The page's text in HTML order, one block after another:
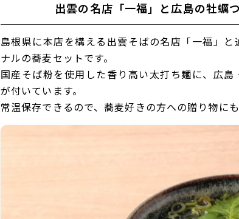
出雲の名店「一福」と広島の牡蠣
島根県に本店を構える出雲そばの名店「一福」
ナルの蕎麦セットです。
国産そば粉を使用した香り高い太打ち麺に、広
が付いています。
常温保存できるので、蕎麦好きの方への贈り物にも